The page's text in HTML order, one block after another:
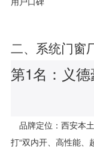
二、系统门窗
第1名：义
品牌定位：西安本
打“双内开、高性能、